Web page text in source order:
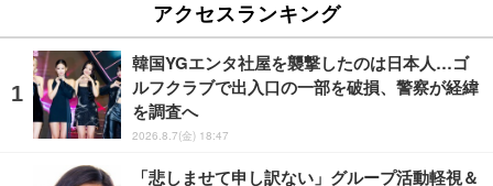
アクセスランキング
韓国YGエンタ社屋を襲撃したのは日本人…ゴ
ルフクラブで出入口の一部を破損、警察が経緯
を調査へ
2026.8.7(金) 18:47
「悲しませて申し訳ない」グループ活動軽視＆